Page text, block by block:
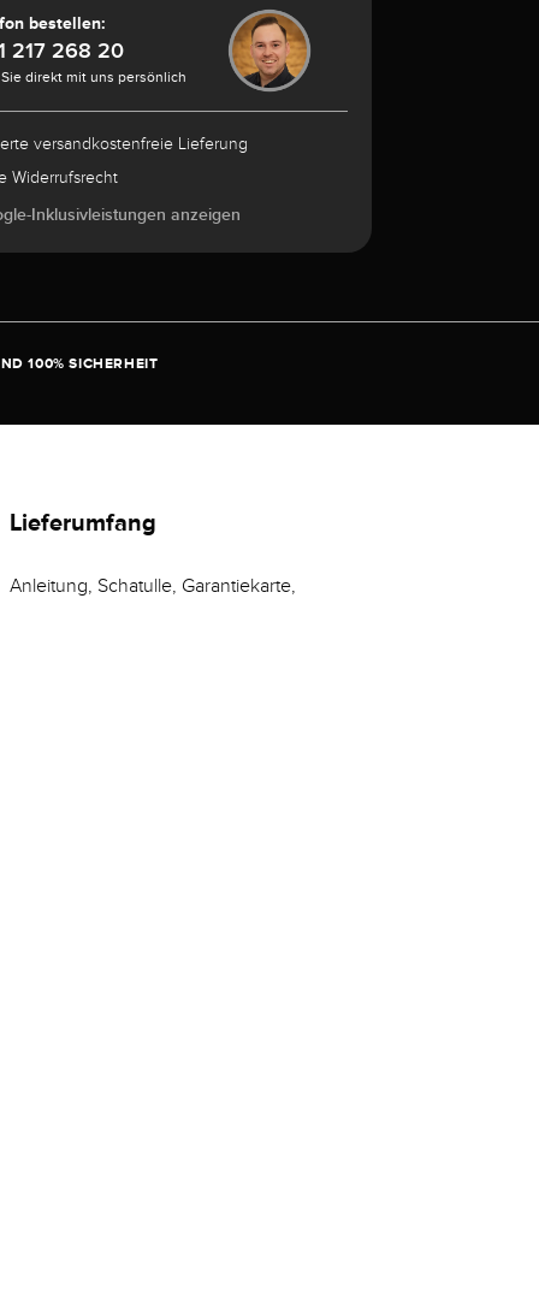
bestellen:
217 268 20
direkt mit uns persönlich
versandkostenfreie Lieferung
Widerrufsrecht
Inklusivleistungen anzeigen
100% SICHERHEIT
Lieferumfang
Anleitung, Schatulle, Garantiekarte,